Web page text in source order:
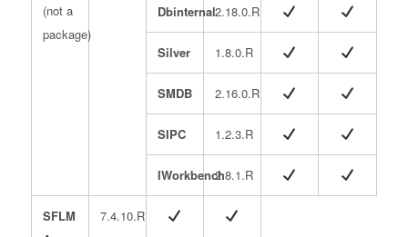
(not a
package)
Dbinternal2.18.0.R
Silver 1.8.0.R
SMDB 2.16.0.R
SIPC 1.2.3.R
IWorkbench2.8.1.R
SFLM
7.4.10.R